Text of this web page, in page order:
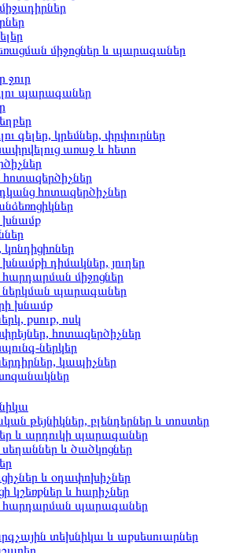
միջոցներ և պարագաներ
ջուր
պարագաներ
գելեր, կրեմներ, փրփուրներ
առաջ և հետո
հոտազերծիչներ
դիմակներ, յուղեր
միջոցներ
պարագաներ
խնամք
քսուք, ոսկ
հոտազերծիչներ
ներկեր
կապիչներ
թեյնիկներ, բլենդերներ և տոստեր
և արդուկի պարագաներ
սեղաններ և ծածկոցներ
և օդափոխիչներ
կշեռքներ և հարիչներ
հարդարման պարագաներ
տեխնիկա և աքսեսուարներ